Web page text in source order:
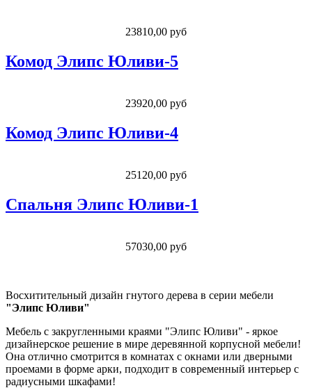
23810,00 руб
Комод Элипс Юливи-5
23920,00 руб
Комод Элипс Юливи-4
25120,00 руб
Спальня Элипс Юливи-1
57030,00 руб
Восхитительный дизайн гнутого дерева в серии мебели
"Элипс Юливи"
Мебель с закругленными краями "Элипс Юливи" - яркое
дизайнерское решение в мире деревянной корпусной мебели!
Она отлично смотрится в комнатах с окнами или дверными
проемами в форме арки, подходит в современный интерьер с
радиусными шкафами!